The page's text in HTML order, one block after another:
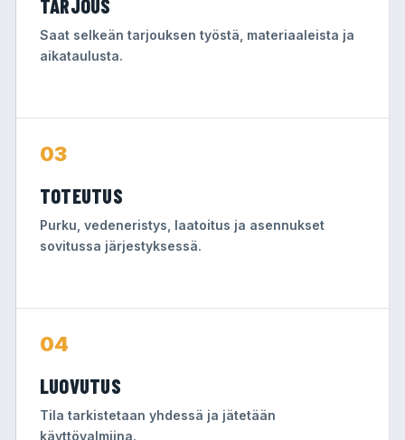
TARJOUS
Saat selkeän tarjouksen työstä, materiaaleista ja
aikataulusta.
03
TOTEUTUS
Purku, vedeneristys, laatoitus ja asennukset
sovitussa järjestyksessä.
04
LUOVUTUS
Tila tarkistetaan yhdessä ja jätetään
käyttövalmiina.